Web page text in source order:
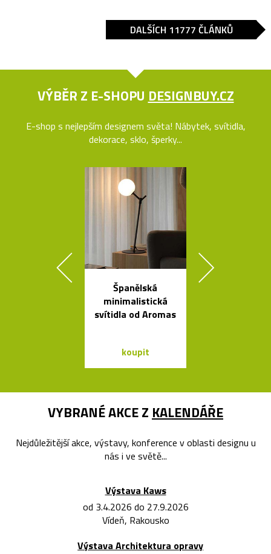
DALŠÍCH 11777 ČLÁNKŮ
VÝBĚR Z E-SHOPU DESIGNBUY.CZ
E-shop s nejlepším designem světa! Nábytek, svítidla,
dekorace, sklo, šperky...
Španělská
minimalistická
svítidla od Aromas
koupit
VYBRANÉ AKCE Z KALENDÁŘE
Nejdůležitější akce, výstavy, konference v oblasti designu u
nás i ve světě...
Výstava Kaws
od 3.4.2026 do 27.9.2026
Vídeň, Rakousko
Výstava Architektura opravy